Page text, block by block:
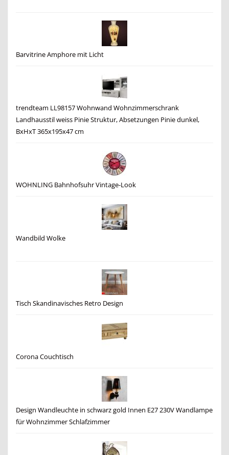
Barvitrine Amphore mit Licht
trendteam LL98157 Wohnwand Wohnzimmerschrank
Landhausstil weiss Pinie Struktur, Absetzungen Pinie dunkel,
BxHxT 365x195x47 cm
WOHNLING Bahnhofsuhr Vintage-Look
Wandbild Wolke
Tisch Skandinavisches Retro Design
Corona Couchtisch
Design Wandleuchte in schwarz gold Innen E27 230V Wandlampe
für Wohnzimmer Schlafzimmer